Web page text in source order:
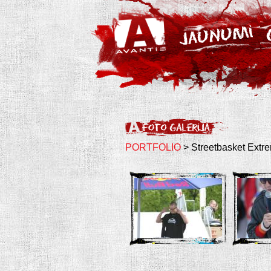
PORTFOLIO> Streetbasket